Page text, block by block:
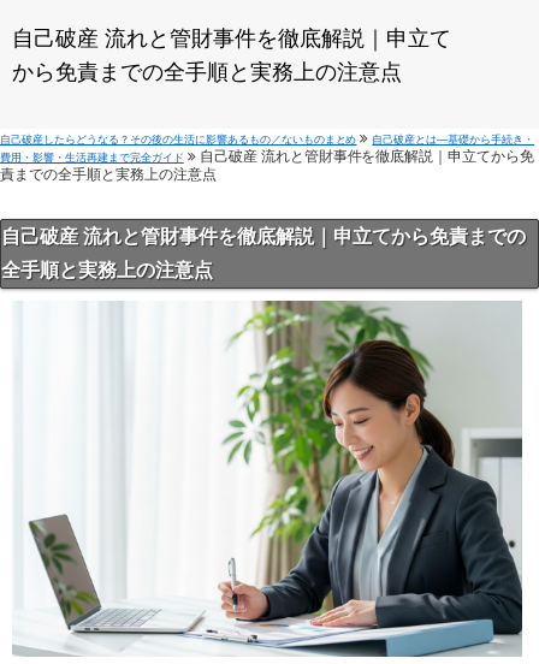
自己破産 流れと管財事件を徹底解説｜申立て
から免責までの全手順と実務上の注意点
自己破産したらどうなる？その後の生活に影響あるもの／ないものまとめ
自己破産とは—基礎から手続き・
費用・影響・生活再建まで完全ガイド
自己破産 流れと管財事件を徹底解説｜申立てから免
責までの全手順と実務上の注意点
自己破産 流れと管財事件を徹底解説｜申立てから免責までの
全手順と実務上の注意点